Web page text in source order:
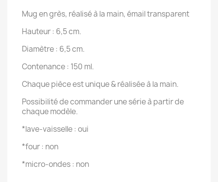
Mug en grès, réalisé à la main, émail transparent
Hauteur : 6,5 cm.
Diamètre : 6,5 cm.
Contenance : 150 ml.
Chaque pièce est unique & réalisée à la main.
Possibilité de commander une série à partir de
chaque modèle.
*lave-vaisselle : oui
*four : non
*micro-ondes : non